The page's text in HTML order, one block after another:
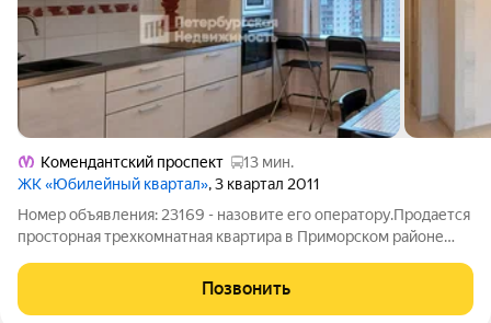
Комендантский проспект
13 мин.
ЖК «Юбилейный квартал», 3 квартал 2011
Номер объявления: 23169 - назовите его оператору.Продается
просторная трехкомнатная квартира в Приморском районе
общей площадью 86,7 кв. м расположена на 18 этаже. Окна
квартиры выходят на 2
Позвонить